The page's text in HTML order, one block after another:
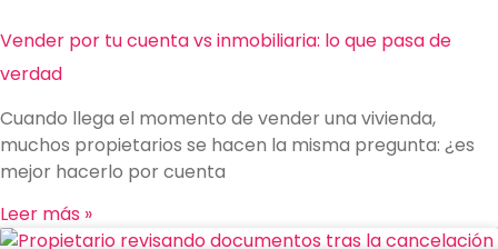
Vender por tu cuenta vs inmobiliaria: lo que pasa de
verdad
Cuando llega el momento de vender una vivienda,
muchos propietarios se hacen la misma pregunta: ¿es
mejor hacerlo por cuenta
Leer más »